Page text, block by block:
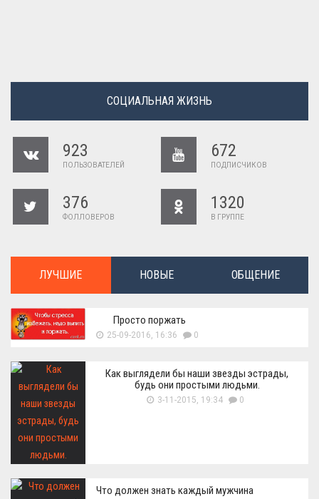
СОЦИАЛЬНАЯ ЖИЗНЬ
923
ПОЛЬЗОВАТЕЛЕЙ
672
ПОДПИСЧИКОВ
376
ФОЛЛОВЕРОВ
1320
В ГРУППЕ
ЛУЧШИЕ НОВЫЕ ОБЩЕНИЕ
Просто поржать
25-09-2016, 16:36 0
Как выглядели бы наши звезды эстрады,
будь они простыми людьми.
3-11-2015, 19:34 0
Что должен знать каждый мужчина